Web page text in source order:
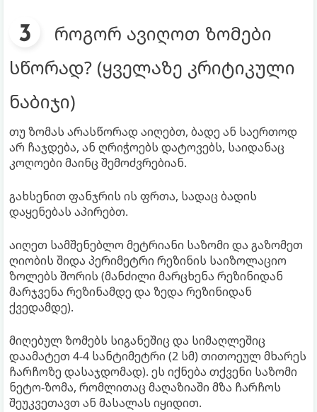
როგორ ავიღოთ ზომები
სწორად? (ყველაზე კრიტიკული
ნაბიჯი)
თუ ზომას არასწორად აიღებთ, ბადე ან საერთოდ
არ ჩაჯდება, ან ღრიჭოებს დატოვებს, საიდანაც
კოღოები მაინც შემოძვრებიან.
გახსენით ფანჯრის ის ფრთა, სადაც ბადის
დაყენებას აპირებთ.
აიღეთ სამშენებლო მეტრიანი საზომი და გაზომეთ
ღიობის შიდა პერიმეტრი რეზინის საიზოლაციო
ზოლებს შორის (მანძილი მარცხენა რეზინიდან
მარჯვენა რეზინამდე და ზედა რეზინიდან
ქვედამდე).
მიღებულ ზომებს სიგანეშიც და სიმაღლეშიც
დაამატეთ 4-4 სანტიმეტრი (2 სმ) თითოეულ მხარეს
ჩარჩოზე დასაჯდომად). ეს იქნება თქვენი საზომი
ნეტო-ზომა, რომლითაც მაღაზიაში მზა ჩარჩოს
შეუკვეთავთ ან მასალას იყიდით.